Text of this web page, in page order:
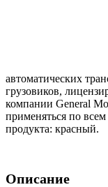
автоматических
грузовиков,
компании General
применяться по
продукта: красный.
Описание